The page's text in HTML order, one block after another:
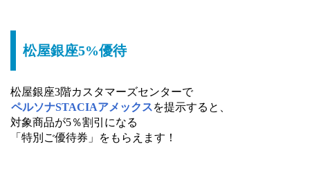
松屋銀座5%優待
松屋銀座3階カスタマーズセンターで
ペルソナSTACIAアメックスを提示すると、
対象商品が5％割引になる
「特別ご優待券」をもらえます！